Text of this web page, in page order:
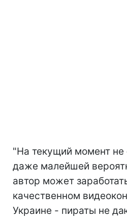
"На текущий момент не
даже малейшей
автор может
качественном
Украине - пираты не